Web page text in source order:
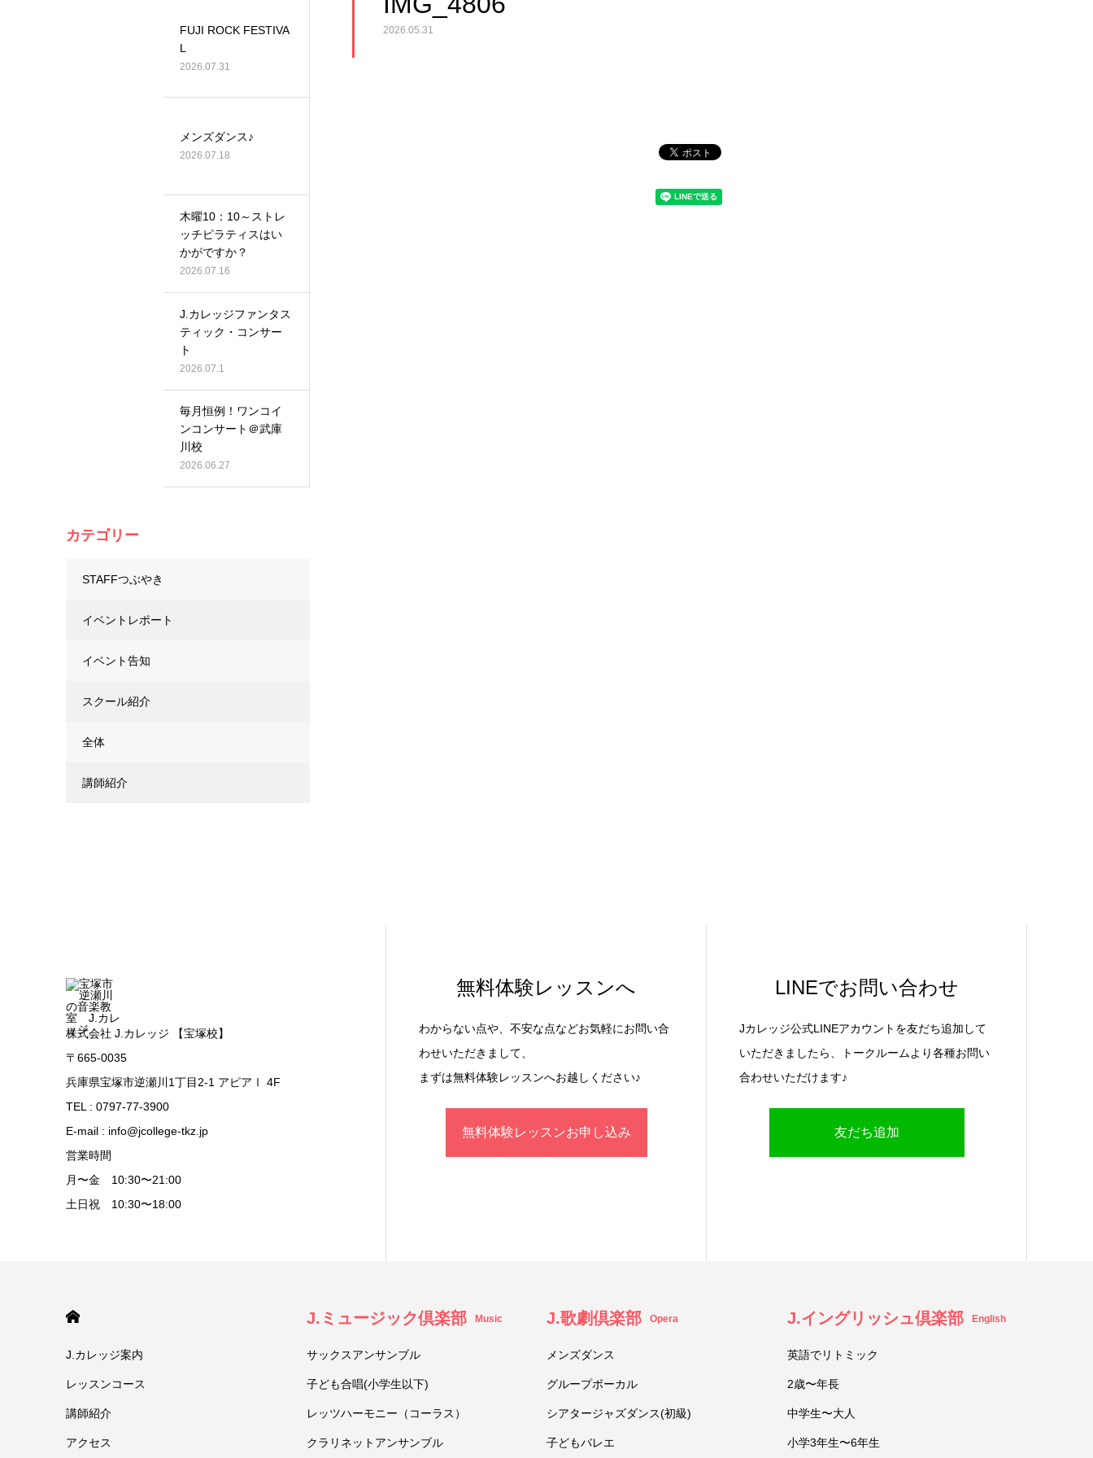
2026.05.31
FUJI ROCK FESTIVA
L
2026.07.31
メンズダンス♪
2026.07.18
木曜10：10～ストレ
ッチピラティスはい
かがですか？
2026.07.16
J.カレッジファンタス
ティック・コンサー
ト
2026.07.1
毎月恒例！ワンコイ
ンコンサート＠武庫
川校
2026.06.27
カテゴリー
STAFFつぶやき
イベントレポート
イベント告知
スクール紹介
全体
講師紹介
株式会社 J.カレッジ 【宝塚校】
〒665-0035
兵庫県宝塚市逆瀬川1丁目2-1 アピアⅠ 4F
TEL : 0797-77-3900
E-mail : info@jcollege-tkz.jp
営業時間
月〜金 10:30〜21:00
土日祝 10:30〜18:00
無料体験レッスンへ
わからない点や、不安な点などお気軽にお問い合
わせいただきまして、
まずは無料体験レッスンへお越しください♪
無料体験レッスンお申し込み
LINEでお問い合わせ
Jカレッジ公式LINEアカウントを友だち追加して
いただきましたら、トークルームより各種お問い
合わせいただけます♪
友だち追加
J.カレッジ案内
レッスンコース
講師紹介
アクセス
J.ミュージック倶楽部 Music
サックスアンサンブル
子ども合唱(小学生以下)
レッツハーモニー（コーラス）
クラリネットアンサンブル
J.歌劇倶楽部 Opera
メンズダンス
グループボーカル
シアタージャズダンス(初級)
子どもバレエ
J.イングリッシュ倶楽部 English
英語でリトミック
2歳〜年長
中学生〜大人
小学3年生〜6年生